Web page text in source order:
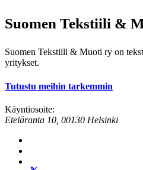
Suomen Tekstiili &
Suomen Tekstiili & Muoti ry on
yritykset.
Tutustu meihin tarkemmin
Käyntiosoite:
Eteläranta 10, 00130 Helsinki